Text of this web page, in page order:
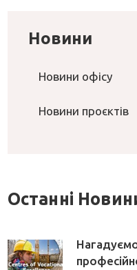
Новини
Новини офісу
Новини проєктів
Останні